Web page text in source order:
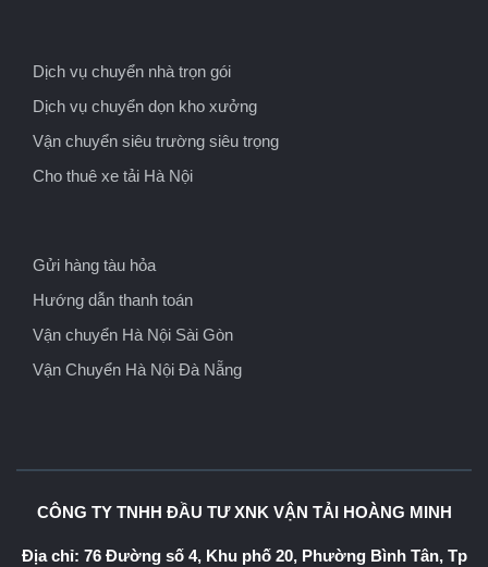
Dịch vụ chuyển nhà trọn gói
Dịch vụ chuyển dọn kho xưởng
Vận chuyển siêu trường siêu trọng
Cho thuê xe tải Hà Nội
Gửi hàng tàu hỏa
Hướng dẫn thanh toán
Vận chuyển Hà Nội Sài Gòn
Vận Chuyển Hà Nội Đà Nẵng
CÔNG TY TNHH ĐẦU TƯ XNK VẬN TẢI HOÀNG MINH
Địa chỉ: 76 Đường số 4, Khu phố 20, Phường Bình Tân, Tp